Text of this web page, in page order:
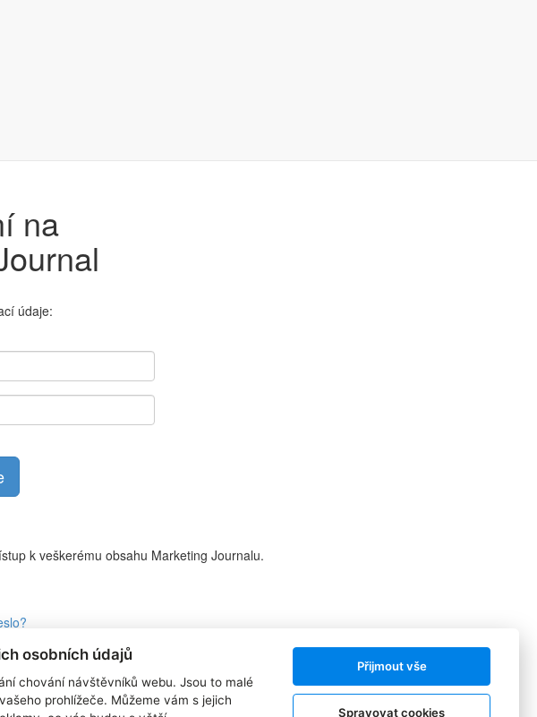
na
údaje:
k veškerému obsahu Marketing Journalu.
RSS 1
Štítky
Sledujte nás:
osobních údajů
chování návštěvníků webu. Jsou to malé
prohlížeče. Můžeme vám s jejich
Přijmout vše
Spravovat cookies